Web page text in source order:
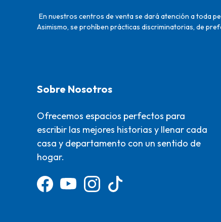
En nuestros centros de venta se dará atención a toda
Asimismo, se prohíben prácticas discriminatorias, de
Sobre Nosotros
Ofrecemos espacios perfectos para
escribir las mejores historias y llenar cada
casa y departamento con un sentido de
hogar.